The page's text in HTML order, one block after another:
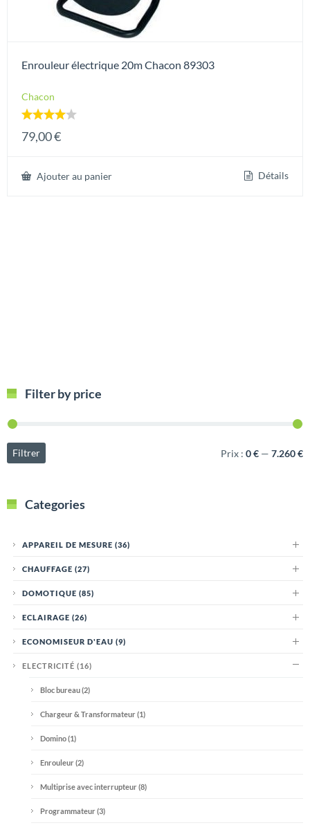
Enrouleur électrique 20m Chacon 89303
Chacon
4.00
79,00€
Ajouter au panier Détails
Filter by price
Filtrer Prix : 0 € — 7.260 €
Categories
APPAREIL DE MESURE (36)
CHAUFFAGE (27)
DOMOTIQUE (85)
ECLAIRAGE (26)
ECONOMISEUR D'EAU (9)
ELECTRICITÉ (16)
Bloc bureau(2)
Chargeur & Transformateur(1)
Domino(1)
Enrouleur(2)
Multiprise avec interrupteur(8)
Programmateur(3)